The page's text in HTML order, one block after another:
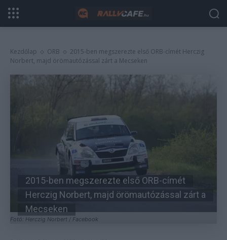
Kezdőlap ORB
2015-ben megszerezte első ORB-címét Herczig
Norbert, majd örömautózással zárt a Mecseken
Fotó: Herczig Norbert / Facebook
2015-ben megszerezte első ORB-címét
Herczig Norbert, majd örömautózással zárt a
Mecseken